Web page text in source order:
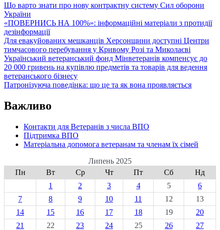
Що варто знати про нову контрактну систему Сил оборони
України
«ПОВЕРНИСЬ НА 100%»: інформаційні матеріали з протидії
дезінформації
Для евакуйованих мешканців Херсонщини доступні Центри
тимчасового перебування у Кривому Розі та Миколаєві
Український ветеранський фонд Мінветеранів компенсує до
20 000 гривень на купівлю предметів та товарів для ведення
ветеранського бізнесу
Патронізуюча поведінка: що це та як вона проявляється
Важливо
Контакти для Ветеранів з числа ВПО
Підтримка ВПО
Матеріальна допомога ветеранам та членам їх сімей
Липень 2025
Пн
Вт Ср Чт Пт Сб
Нд
1
2 3 4 5
6
7
8 9 10 11 12
13
14
15 16 17 18 19
20
21
22 23 24 25 26
27